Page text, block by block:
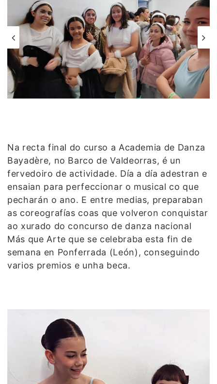
Na recta final do curso a Academia de Danza
Bayadère, no Barco de Valdeorras, é un
fervedoiro de actividade. Día a día adestran e
ensaian para perfeccionar o musical co que
pecharán o ano. E entre medias, preparaban
as coreografías coas que volveron conquistar
ao xurado do concurso de danza nacional
Más que Arte que se celebraba esta fin de
semana en Ponferrada (León), conseguindo
varios premios e unha beca.